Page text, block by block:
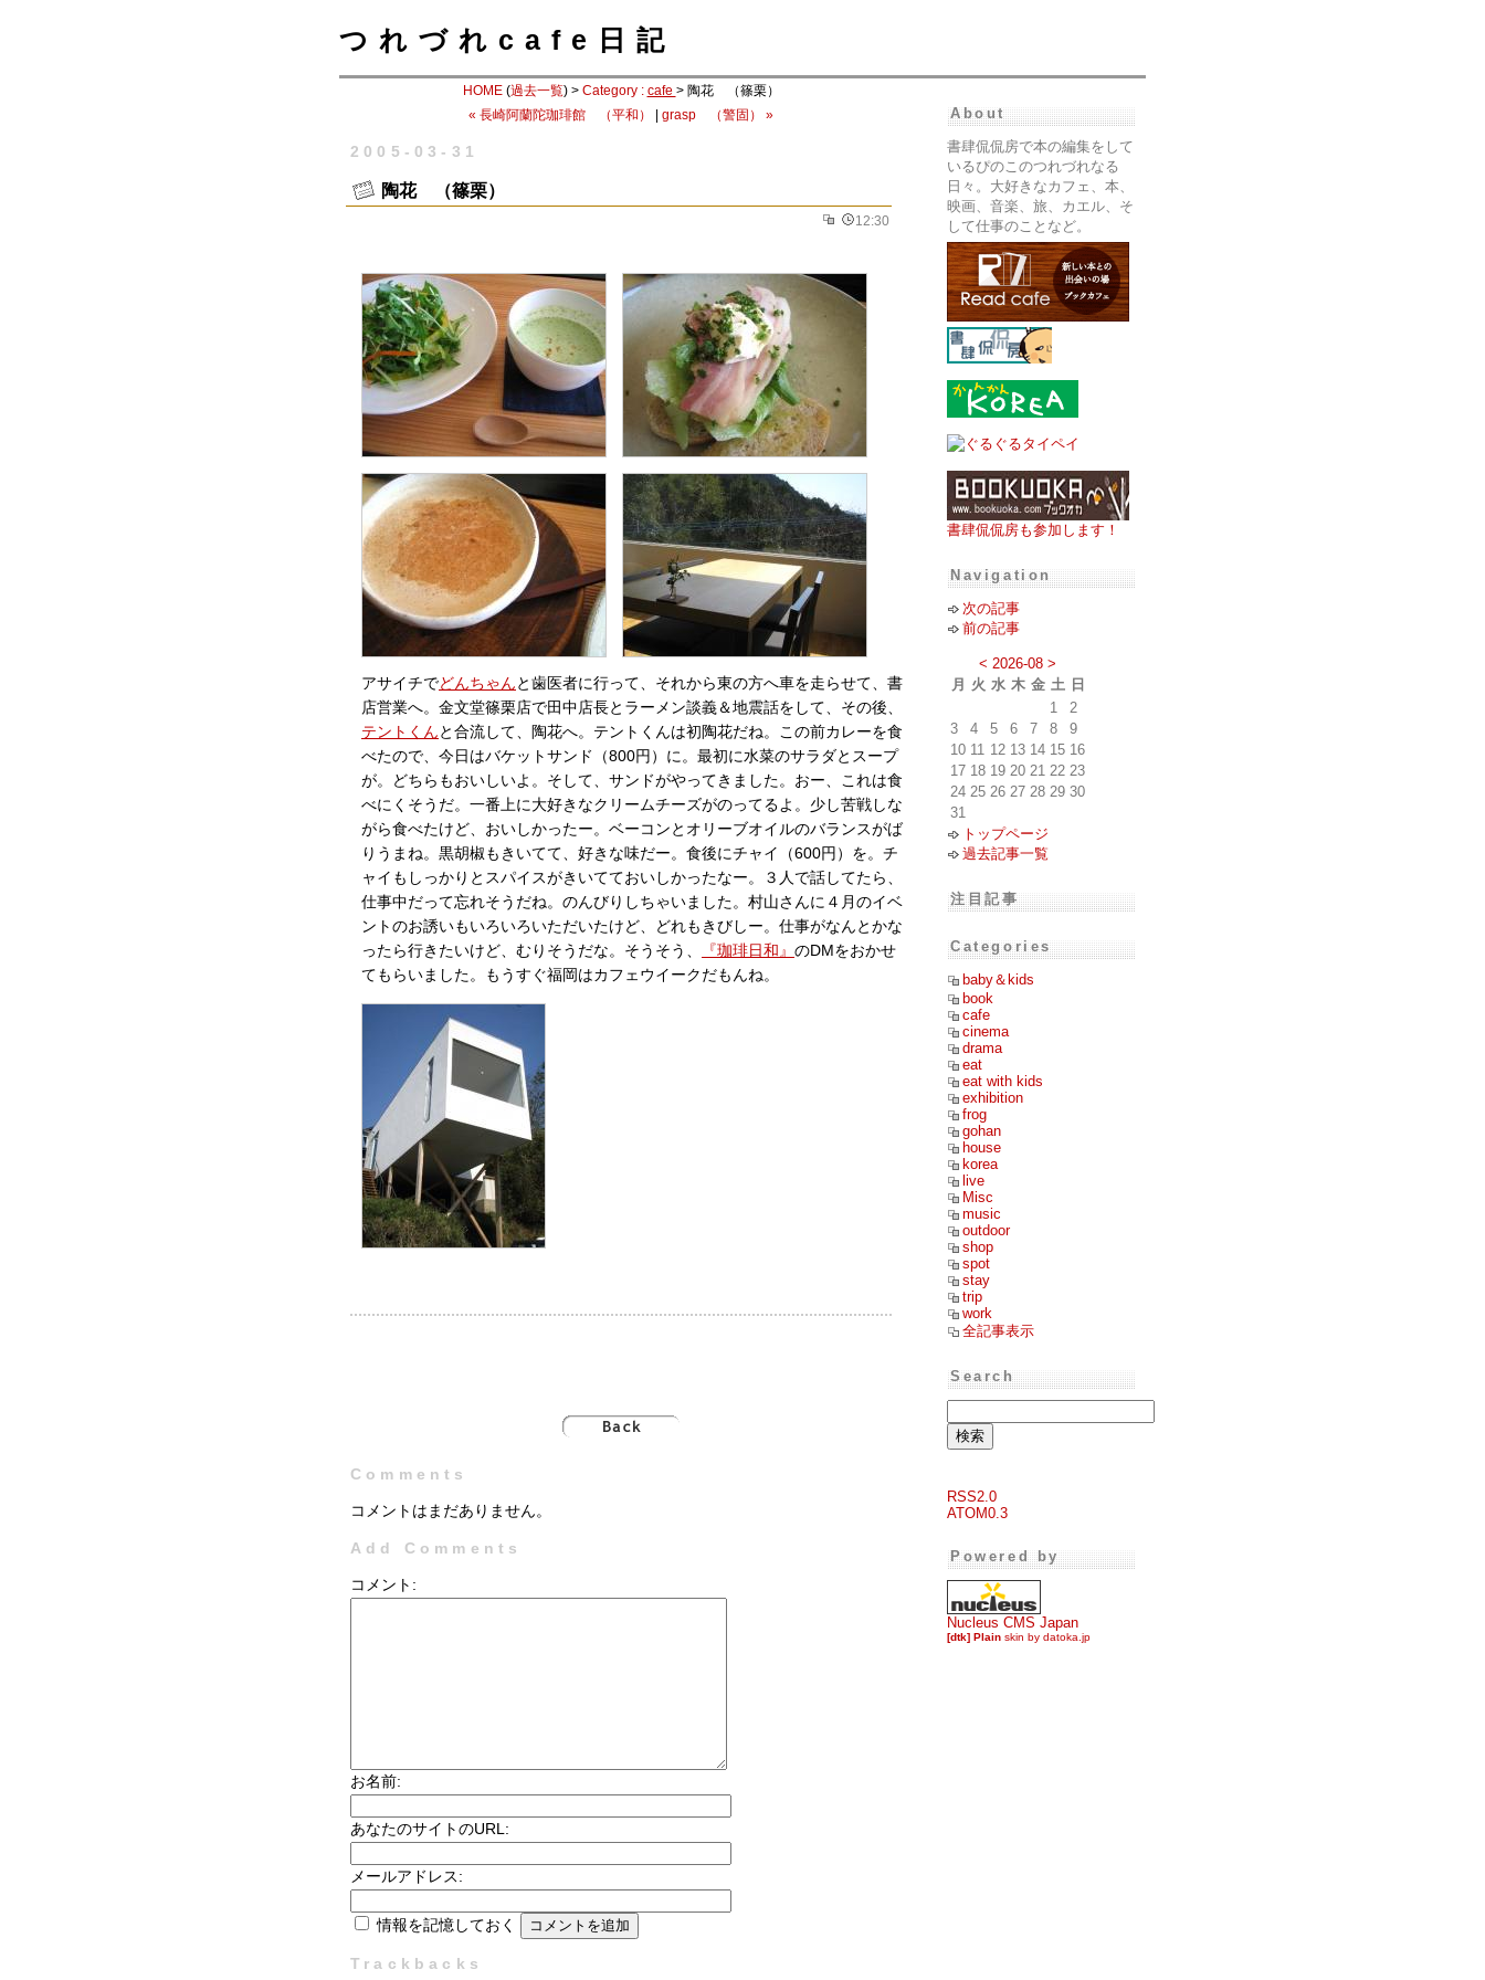
つれづれcafe日記
HOME(過去一覧) > Category : cafe > 陶花 （篠栗）
« 長崎阿蘭陀珈琲館 （平和）
grasp （警固） »
2005-03-31
陶花 （篠栗）
12:30
アサイチでどんちゃん と歯医者に行って、それから東の方へ車を走らせて、書
店営業へ。金文堂篠栗店で田中店長とラーメン談義＆地震話をして、その後、
テントくん と合流して、陶花へ。テントくんは初陶花だね。この前カレーを食
べたので、今日はバケットサンド（800円）に。最初に水菜のサラダとスープ
が。どちらもおいしいよ。そして、サンドがやってきました。おー、これは食
べにくそうだ。一番上に大好きなクリームチーズがのってるよ。少し苦戦しな
がら食べたけど、おいしかったー。ベーコンとオリーブオイルのバランスがば
りうまね。黒胡椒もきいてて、好きな味だー。食後にチャイ（600円）を。チ
ャイもしっかりとスパイスがきいてておいしかったなー。３人で話してたら、
仕事中だって忘れそうだね。のんびりしちゃいました。村山さんに４月のイベ
ントのお誘いもいろいろいただいたけど、どれもきびしー。仕事がなんとかな
ったら行きたいけど、むりそうだな。そうそう、
『珈琲日和』 のDMをおかせ
てもらいました。もうすぐ福岡はカフェウイークだもんね。
Comments
コメントはまだありません。
Add Comments
コメント:
お名前:
あなたのサイトのURL:
メールアドレス:
情報を記憶しておく
Trackbacks
About
書肆侃侃房で本の編集をして
いるぴのこのつれづれなる
日々。大好きなカフェ、本、
映画、音楽、旅、カエル、そ
して仕事のことなど。
書肆侃侃房も参加します！
Navigation
次の記事
前の記事
< 2026-08 >
月
火 水 木 金 土 日
1
2
3
4 5 6 7 8
9
10 11 12 13 14 15 16
17 18 19 20 21 22 23
24 25 26 27 28 29 30
31
トップページ
過去記事一覧
注目記事
Categories
baby＆kids
book
cafe
cinema
drama
eat
eat with kids
exhibition
frog
gohan
house
korea
live
Misc
music
outdoor
shop
spot
stay
trip
work
全記事表示
Search
RSS2.0
ATOM0.3
Powered by
Nucleus CMS Japan
[dtk] Plain skin by datoka.jp